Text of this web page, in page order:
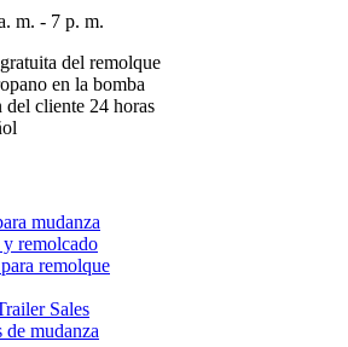
m. - 7 p. m.
del remolque
en la bomba
cliente 24 horas
mudanza
remolcado
remolque
Sales
de mudanza